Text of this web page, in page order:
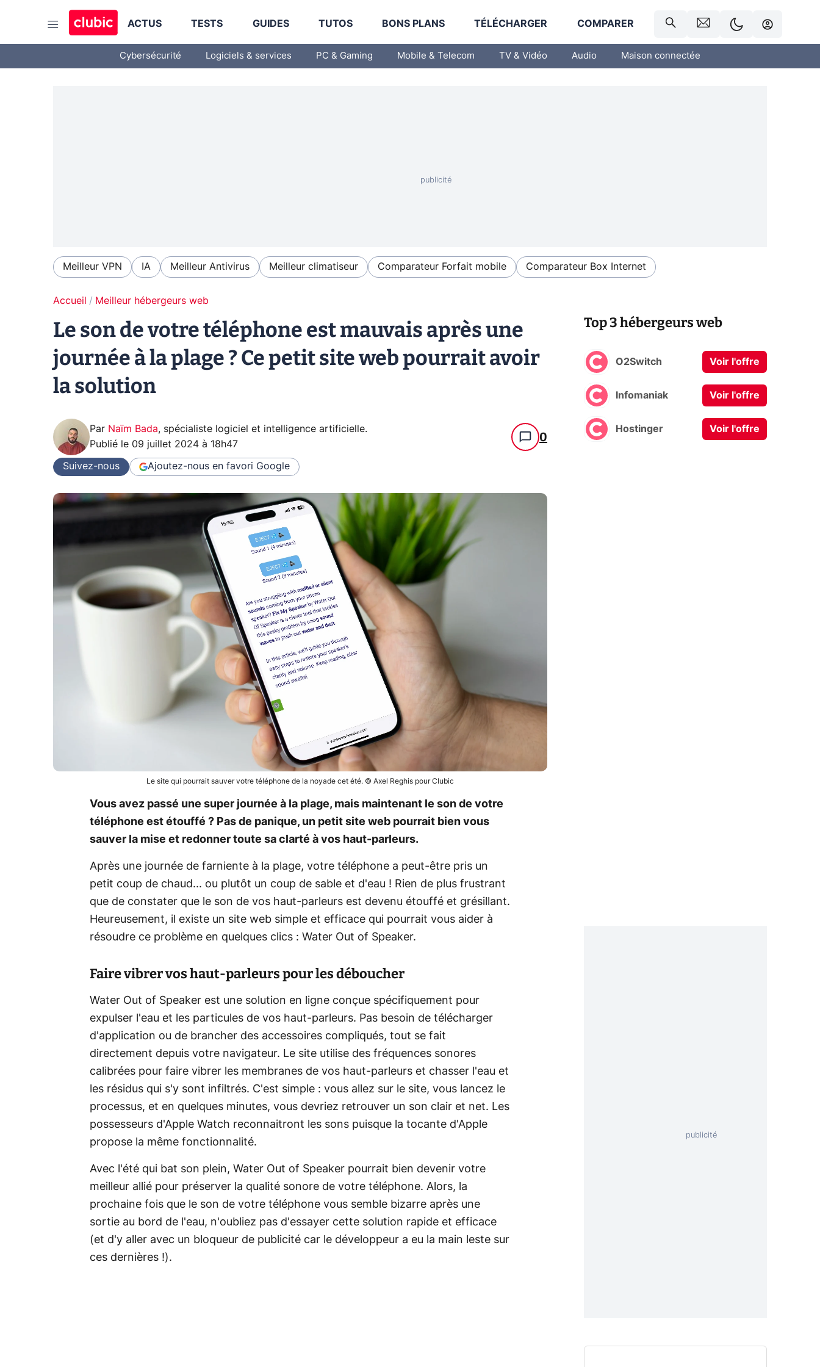
ACTUS TESTS GUIDES TUTOS BONS PLANS TÉLÉCHARGER COMPARER
Cybersécurité Logiciels & services PC & Gaming Mobile & Telecom TV & Vidéo Audio Maison connectée
Meilleur VPN IA Meilleur Antivirus Meilleur climatiseur Comparateur Forfait mobile Comparateur Box Internet
Accueil Meilleur hébergeurs web
Le son de votre téléphone est mauvais après une
journée à la plage ? Ce petit site web pourrait avoir
la solution
Par Naïm Bada, spécialiste logiciel et intelligence artificielle.
Publié le 09 juillet 2024 à 18h47 0
Suivez-nous Ajoutez-nous en favori Google
Le site qui pourrait sauver votre téléphone de la noyade cet été. © Axel Reghis pour Clubic
Vous avez passé une super journée à la plage, mais maintenant le son de votre
téléphone est étouffé ? Pas de panique, un petit site web pourrait bien vous
sauver la mise et redonner toute sa clarté à vos haut-parleurs.
Après une journée de farniente à la plage, votre téléphone a peut-être pris un
petit coup de chaud... ou plutôt un coup de sable et d'eau ! Rien de plus frustrant
que de constater que le son de vos haut-parleurs est devenu étouffé et grésillant.
Heureusement, il existe un site web simple et efficace qui pourrait vous aider à
résoudre ce problème en quelques clics : Water Out of Speaker.
Faire vibrer vos haut-parleurs pour les déboucher
Water Out of Speaker est une solution en ligne conçue spécifiquement pour
expulser l'eau et les particules de vos haut-parleurs. Pas besoin de télécharger
d'application ou de brancher des accessoires compliqués, tout se fait
directement depuis votre navigateur. Le site utilise des fréquences sonores
calibrées pour faire vibrer les membranes de vos haut-parleurs et chasser l'eau et
les résidus qui s'y sont infiltrés. C'est simple : vous allez sur le site, vous lancez le
processus, et en quelques minutes, vous devriez retrouver un son clair et net. Les
possesseurs d'Apple Watch reconnaitront les sons puisque la tocante d'Apple
propose la même fonctionnalité.
Avec l'été qui bat son plein, Water Out of Speaker pourrait bien devenir votre
meilleur allié pour préserver la qualité sonore de votre téléphone. Alors, la
prochaine fois que le son de votre téléphone vous semble bizarre après une
sortie au bord de l'eau, n'oubliez pas d'essayer cette solution rapide et efficace
(et d'y aller avec un bloqueur de publicité car le développeur a eu la main ​​leste sur
ces dernières !).
Top 3 hébergeurs web
O2Switch Voir l'offre
Infomaniak Voir l'offre
Hostinger Voir l'offre